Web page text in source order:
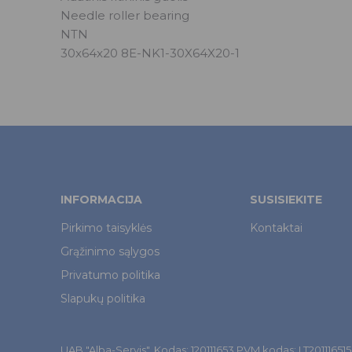
Needle roller bearing
NTN
30x64x20 8E-NK1-30X64X20-1
INFORMACIJA
Pirkimo taisyklės
Grąžinimo sąlygos
Privatumo politika
Slapukų politika
SUSISIEKITE
Kontaktai